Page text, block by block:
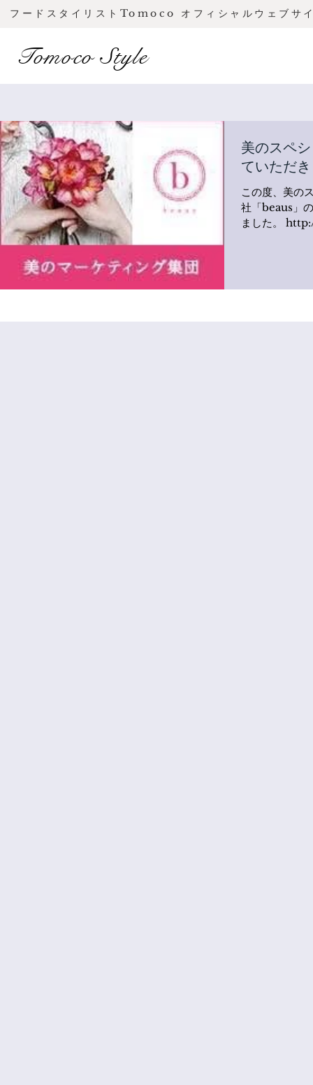
フードスタイリストTomoco オフィシャルウェブサ
Tomoco Style
美のスペ
ていただ
この度、美のスペシャリ
社「beaus」
ました。